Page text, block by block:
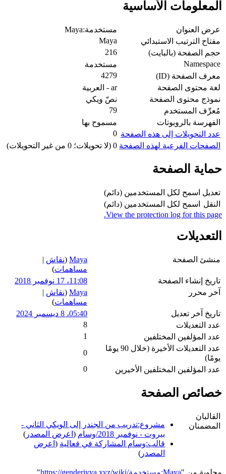
المعلومات الأساسية
عرض العنوان
مستخدمة:Maya
مفتاح الترتيب الاستبدائي
Maya
حجم الصفحة (بالبايت)
216
Namespace
مستخدمة
معرف الصفحة (ID)
4279
لغة محتوى الصفحة
ar - العربية
نموذج محتوى الصفحة
نصّ ويكي
مُعرِّف المستخدم
79
الفهرسة بالروبوتات
مسموح بها
عدد التحويلات إلى هذه الصفحة 0
الصفحات الفرعية لهذه الصفحة 0 (لا تحويلات؛ 0 من غير التحويلات)
حماية الصفحة
تعديل اسمح لكل المستخدمين (دائم)
النقل
اسمح لكل المستخدمين (دائم)
View the protection log for this page.
التعديلات
منشئ الصفحة Maya
(نقاش |
مساهمات)
تاريخ إنشاء الصفحة
11:08، 17 نوفمبر 2018
آخر محرر
Maya
(نقاش |
مساهمات)
تاريخ آخر تعديل
05:40، 8 ديسمبر 2024
عدد التعديلات
8
عدد المؤلفين المختلفين
1
عدد التعديلات الأخيرة (خلال 90 يومًا
يومًا)
0
عدد المؤلفين المختلفين الأخيرين
0
خصائص الصفحة
القالبان
المضمنان
مشروع:تدريب من الجندر إلى الويكي الثاني -
بيروت - نوفمبر 2018/وسام
( اعرض المصدر )
قالب:وسام المشاركة في فعالية ( اعرض
المصدر )